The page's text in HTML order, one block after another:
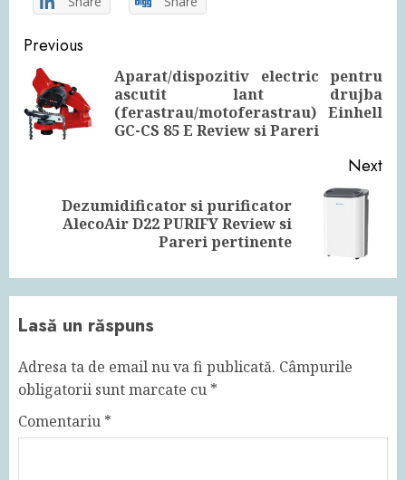
Continue
Reading
Previous
Aparat/dispozitiv electric pentru
ascutit lant drujba
(ferastrau/motoferastrau) Einhell
GC-CS 85 E Review si Pareri
Next
Dezumidificator si purificator
AlecoAir D22 PURIFY Review si
Pareri pertinente
Lasă un răspuns
Adresa ta de email nu va fi publicată. Câmpurile
obligatorii sunt marcate cu *
Comentariu *